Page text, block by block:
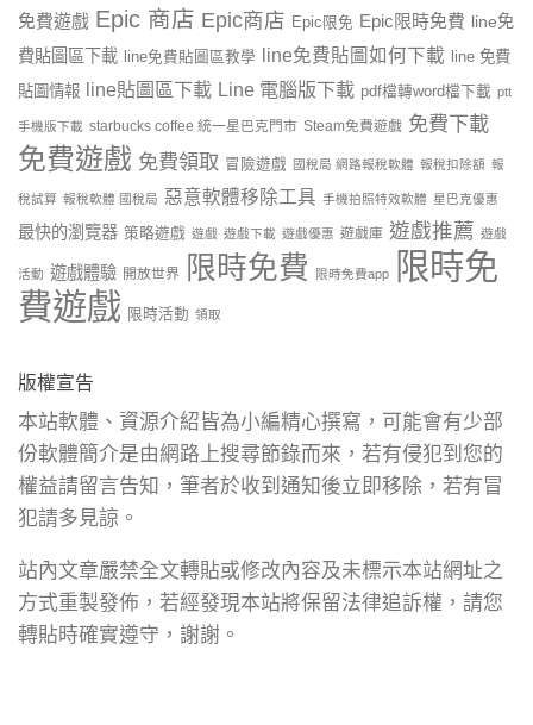
免費遊戲 Epic 商店 Epic商店 Epic限免 Epic限時免費 line免
費貼圖區下載
line免費貼圖區教學 line免費貼圖如何下載
line 免費
貼圖情報
line貼圖區下載 Line 電腦版下載 pdf檔轉word檔下載 ptt
手機版下載 starbucks coffee 統一星巴克門市 Steam免費遊戲 免費下載
免費遊戲 免費領取 冒險遊戲 國稅局 網路報稅軟體 報稅扣除額 報
稅試算 報稅軟體 國稅局 惡意軟體移除工具 手機拍照特效軟體 星巴克優惠
最快的瀏覽器 策略遊戲 遊戲 遊戲下載 遊戲優惠 遊戲庫 遊戲推薦 遊戲
活動 遊戲體驗 開放世界 限時免費 限時免費app
限時免
費遊戲 限時活動 領取
版權宣告
本站軟體、資源介紹皆為小編精心撰寫，可能會有少部
份軟體簡介是由網路上搜尋節錄而來，若有侵犯到您的
權益請留言告知，筆者於收到通知後立即移除，若有冒
犯請多見諒。
站內文章嚴禁全文轉貼或修改內容及未標示本站網址之
方式重製發佈，若經發現本站將保留法律追訴權，請您
轉貼時確實遵守，謝謝。